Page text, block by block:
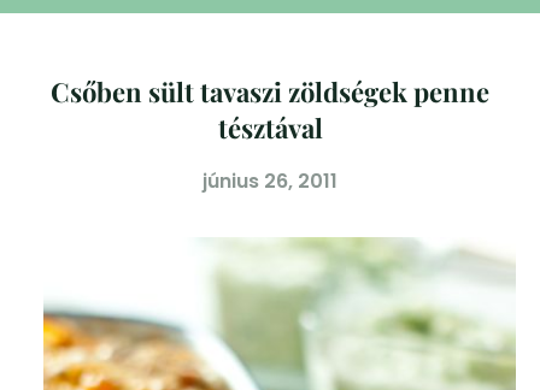
Csőben sült tavaszi zöldségek penne
tésztával
június 26, 2011